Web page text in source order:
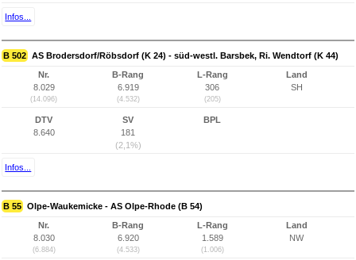
Infos...
B 502 AS Brodersdorf/Röbsdorf (K 24) - süd-westl. Barsbek, Ri. Wendtorf (K 44)
Nr.
8.029
(14.096)
B-Rang
6.919
(4.532)
L-Rang
306
(205)
Land
SH
DTV
8.640
SV
181
(2,1%)
BPL
Infos...
B 55 Olpe-Waukemicke - AS Olpe-Rhode (B 54)
Nr.
8.030
(6.884)
B-Rang
6.920
(4.533)
L-Rang
1.589
(1.006)
Land
NW